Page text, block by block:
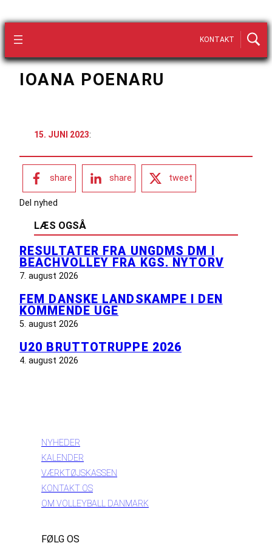
KONTAKT
IOANA POENARU
15. JUNI 2023:
share share tweet
Del nyhed
LÆS OGSÅ
RESULTATER FRA UNGDMS DM I
BEACHVOLLEY FRA KGS. NYTORV
7. august 2026
FEM DANSKE LANDSKAMPE I DEN
KOMMENDE UGE
5. august 2026
U20 BRUTTOTRUPPE 2026
4. august 2026
NYHEDER
KALENDER
VÆRKTØJSKASSEN
KONTAKT OS
OM VOLLEYBALL DANMARK
FØLG OS